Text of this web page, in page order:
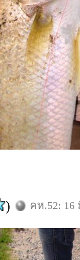
) คห.52: 16